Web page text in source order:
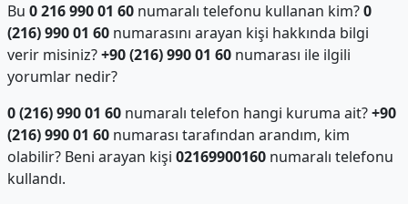
Bu 0 216 990 01 60numaralı telefonu kullanan kim?0
(216) 990 01 60numarasını arayan kişi hakkında bilgi
verir misiniz?+90 (216) 990 01 60numarası ile ilgili
yorumlar nedir?
0 (216) 990 01 60numaralı telefon hangi kuruma ait?+90
(216) 990 01 60numarası tarafından arandım, kim
olabilir? Beni arayan kişi 02169900160numaralı telefonu
kullandı.